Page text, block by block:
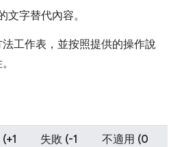
字替代內容。
工作表，並按照提供的操作說
失敗 (-1
不適用 (0